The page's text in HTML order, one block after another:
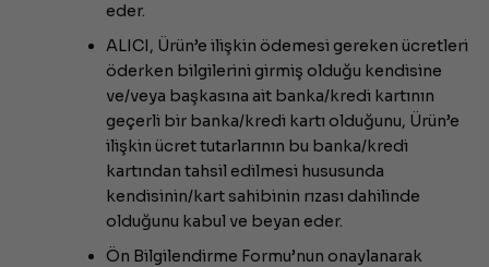
eder.
ALICI, Ürün’e ilişkin ödemesi gereken ücretleri
öderken bilgilerini girmiş olduğu kendisine
ve/veya başkasına ait banka/kredi kartının
geçerli bir banka/kredi kartı olduğunu, Ürün’e
ilişkin ücret tutarlarının bu banka/kredi
kartından tahsil edilmesi hususunda
kendisinin/kart sahibinin rızası dahilinde
olduğunu kabul ve beyan eder.
Ön Bilgilendirme Formu’nun onaylanarak